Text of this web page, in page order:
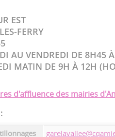
EST
FERRY
AU VENDREDI DE 8H45
MATIN DE 9H À 12H
d'affluence des mairies